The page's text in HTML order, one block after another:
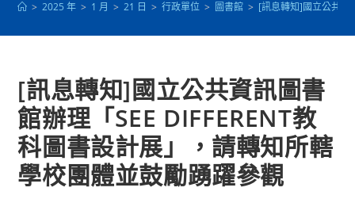
> 2025 年 > 1 月 > 21 日 > 行政單位 > 圖書館 > [訊息轉知]國立公共資
[訊息轉知]國立公共資訊圖書
館辦理「SEE DIFFERENT教
科圖書設計展」，請轉知所轄
學校團體並鼓勵踴躍參觀